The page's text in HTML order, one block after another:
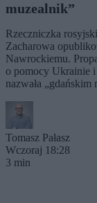
muzealnik”
Rzeczniczka
Zacharowa
Nawrockiemu.
o pomocy Ukrainie i
nazwała „gdańskim
Tomasz Pałasz
Wczoraj 18:28
3 min